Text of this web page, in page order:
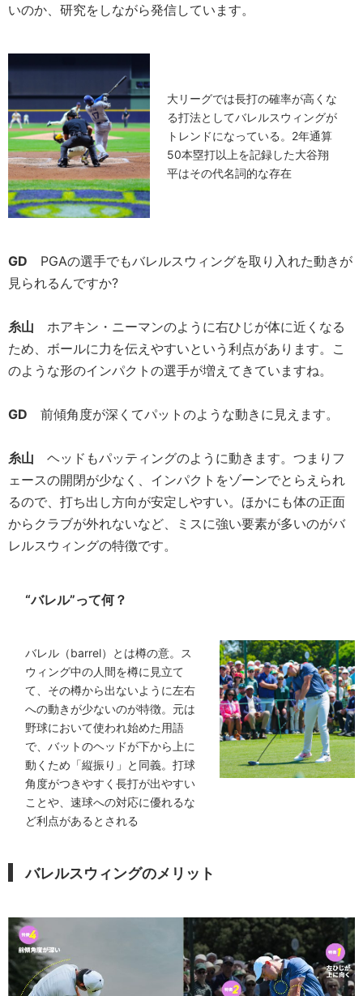
いのか、研究をしながら発信しています。
大リーグでは長打の確率が高くな
る打法としてバレルスウィングが
トレンドになっている。2年通算
50本塁打以上を記録した大谷翔
平はその代名詞的な存在
GD PGAの選手でもバレルスウィングを取り入れた動きが
見られるんですか?
糸山 ホアキン・ニーマンのように右ひじが体に近くなる
ため、ボールに力を伝えやすいという利点があります。こ
のような形のインパクトの選手が増えてきていますね。
GD 前傾角度が深くてパットのような動きに見えます。
糸山 ヘッドもパッティングのように動きます。つまりフ
ェースの開閉が少なく、インパクトをゾーンでとらえられ
るので、打ち出し方向が安定しやすい。ほかにも体の正面
からクラブが外れないなど、ミスに強い要素が多いのがバ
レルスウィングの特徴です。
“バレル”って何？
バレル（barrel）とは樽の意。ス
ウィング中の人間を樽に見立て
て、その樽から出ないように左右
への動きが少ないのが特徴。元は
野球において使われ始めた用語
で、バットのヘッドが下から上に
動くため「縦振り」と同義。打球
角度がつきやすく長打が出やすい
ことや、速球への対応に優れるな
ど利点があるとされる
バレルスウィングのメリット